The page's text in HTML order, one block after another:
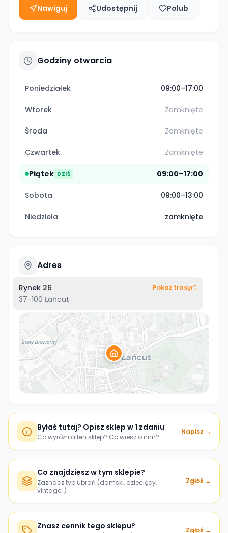
Nawiguj Udostępnij Polub
Godziny otwarcia
Poniedziałek 09:00–17:00
Wtorek Zamknięte
Środa Zamknięte
Czwartek Zamknięte
Piątek DZIŚ 09:00–17:00
Sobota 09:00–13:00
Niedziela zamknięte
Adres
Rynek 26
37-100 Łańcut
Pokaż trasę
Byłaś tutaj? Opisz sklep w 1 zdaniu
Co wyróżnia ten sklep? Co wiesz o nim?
Napisz →
Co znajdziesz w tym sklepie?
Zaznacz typ ubrań (damski, dziecięcy,
vintage…)
Zgłoś →
Znasz cennik tego sklepu? Zgłoś →